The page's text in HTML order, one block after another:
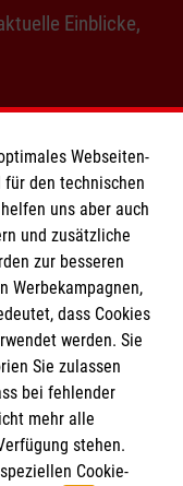
Einblicke,
Webseiten-
für den technischen
uns aber auch
und zusätzliche
zur besseren
Werbekampagnen,
dass Cookies
werden. Sie
Sie zulassen
bei fehlender
mehr alle
stehen.
Cookie-